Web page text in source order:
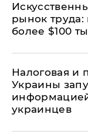
рынок труда:
более $100
Налоговая и
Украины
украинцев